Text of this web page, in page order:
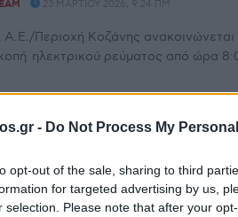
- Do Not Process My
opt-out of the sale, sharing to third
for targeted advertising by us,
selection. Please note that after your
23 ΜΑΡΤΊΟΥ 2026, 9:24 ΠΜ
Περιοχή Κοζάνης ανακοινώνεται
ηλεκτρικού ρεύματος από ώρα
στη Νεράιδα
14/11
13 ΝΟΕΜΒΡΊΟΥ 2025, 1:04 ΜΜ